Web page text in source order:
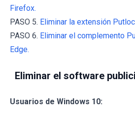
Firefox.
PASO 5. Eliminar la extensión
PASO 6. Eliminar el complemento
Edge.
Eliminar el software
Usuarios de Windows 10: